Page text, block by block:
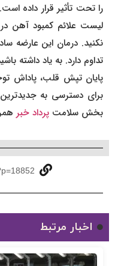
را تحت تأثیر قرار داده است.
لیست علائم کمبود آهن در
نکنید. درمان این عارضه
تداوم دارد. به یاد داشته
پایان تپش قلب، پاداش
برای دسترسی به جدیدترین
بخش سلامتپرداد خبرهمراه
?p=18852
اخبار مرتبط